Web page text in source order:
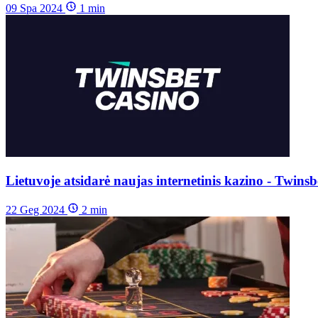
09 Spa 2024 1 min
Lietuvoje atsidarė naujas internetinis kazino -
22 Geg 2024 2 min